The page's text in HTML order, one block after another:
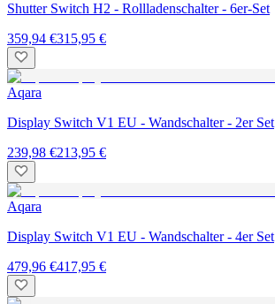
Shutter Switch H2 - Rollladenschalter - 6er-Set
359,94 €315,95 €
Aqara
Display Switch V1 EU - Wandschalter - 2er Set
239,98 €213,95 €
Aqara
Display Switch V1 EU - Wandschalter - 4er Set
479,96 €417,95 €